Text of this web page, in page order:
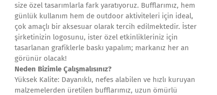
size özel tasarımlarla fark yaratıyoruz. Bufflarımız, hem
günlük kullanım hem de outdoor aktiviteleri için ideal,
çok amaçlı bir aksesuar olarak tercih edilmektedir. İster
şirketinizin logosunu, ister özel etkinlikleriniz için
tasarlanan grafiklerle baskı yapalım; markanız her an
görünür olacak!
Neden Bizimle Çalışmalısınız?
Yüksek Kalite: Dayanıklı, nefes alabilen ve hızlı kuruyan
malzemelerden üretilen bufflarımız, uzun ömürlü